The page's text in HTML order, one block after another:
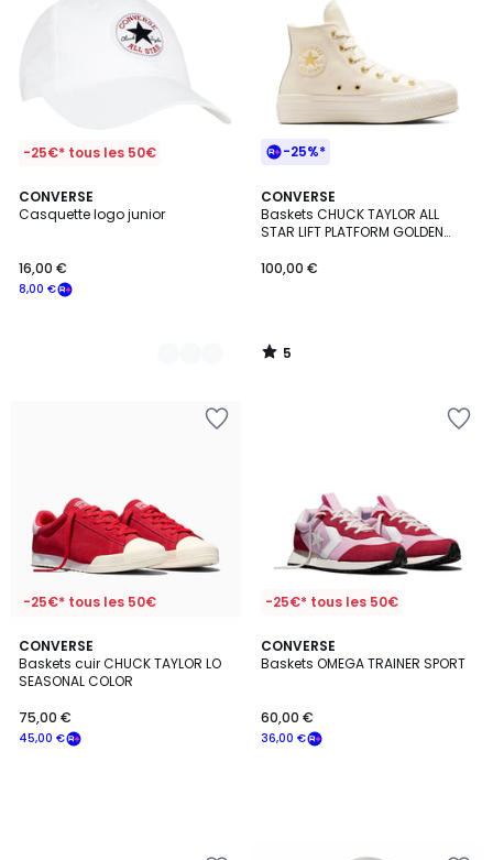
-25€* tous les 50€
CONVERSE
Casquette logo junior
8,00 €
16,00 €
2
Couleurs
-25%*
CONVERSE
Baskets CHUCK TAYLOR ALL
STAR LIFT PLATFORM GOLDEN
100,00 €
5
/
5
5
/
-25€* tous les 50€
CONVERSE
Baskets cuir CHUCK TAYLOR LO
SEASONAL COLOR
45,00 €
75,00 €
-25€* tous les 50€
CONVERSE
Baskets OMEGA TRAINER SPORT
36,00 €
60,00 €